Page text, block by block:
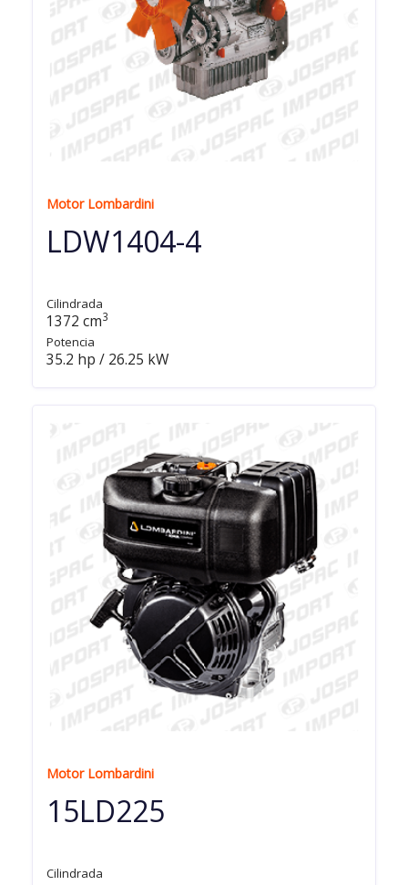
Motor Lombardini
LDW1404-4
Cilindrada
1372 cm3
Potencia
35.2 hp / 26.25 kW
Motor Lombardini
15LD225
Cilindrada